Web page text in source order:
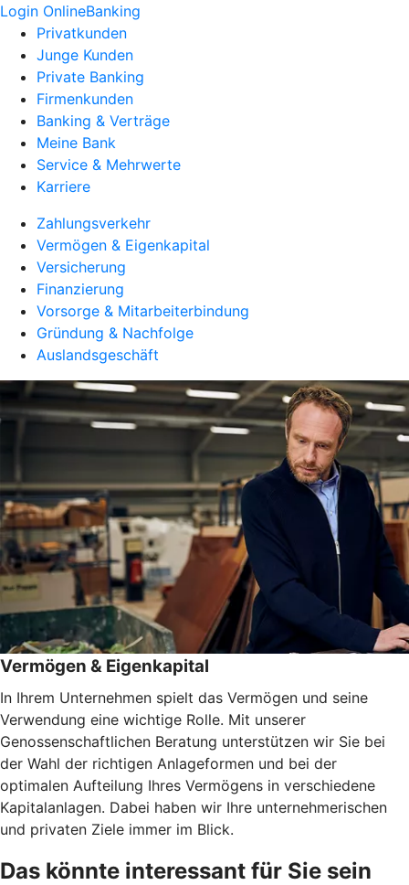
Login OnlineBanking
Privatkunden
Junge Kunden
Private Banking
Firmenkunden
Banking & Verträge
Meine Bank
Service & Mehrwerte
Karriere
Zahlungsverkehr
Vermögen & Eigenkapital
Versicherung
Finanzierung
Vorsorge & Mitarbeiterbindung
Gründung & Nachfolge
Auslandsgeschäft
Vermögen & Eigenkapital
In Ihrem Unternehmen spielt das Vermögen und seine
Verwendung eine wichtige Rolle. Mit unserer
Genossenschaftlichen Beratung unterstützen wir Sie bei
der Wahl der richtigen Anlageformen und bei der
optimalen Aufteilung Ihres Vermögens in verschiedene
Kapitalanlagen. Dabei haben wir Ihre unternehmerischen
und privaten Ziele immer im Blick.
Das könnte interessant für Sie sein